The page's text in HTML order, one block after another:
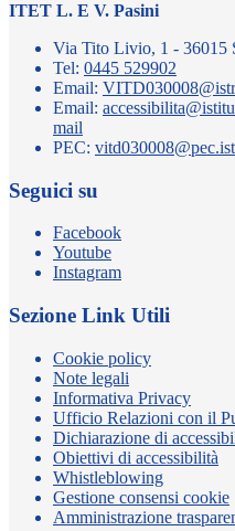
ITET L. E V. Pasini
Via Tito Livio, 1 - 36015
Tel: 0445 529902
Email:
Email:
mail
PEC:
Seguici su
Facebook
Youtube
Instagram
Sezione Link Utili
Cookie policy
Note legali
Informativa Privacy
Ufficio Relazioni con il
Dichiarazione di
Obiettivi di accessibilità
Whistleblowing
Gestione consensi cookie
Amministrazione